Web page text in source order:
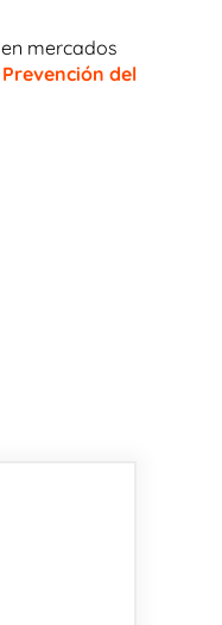
mercados
Prevención del